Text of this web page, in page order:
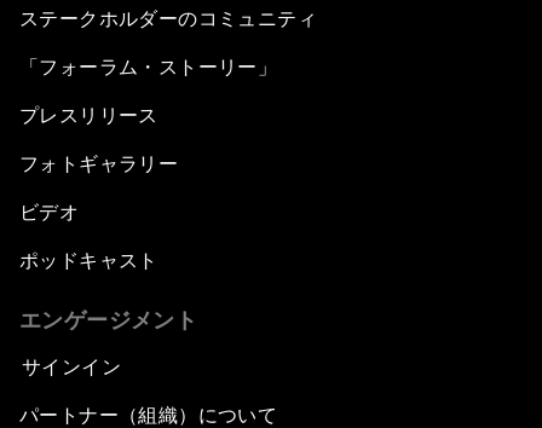
ステークホルダーのコミュニティ
「フォーラム・ストーリー」
プレスリリース
フォトギャラリー
ビデオ
ポッドキャスト
エンゲージメント
サインイン
パートナー（組織）について